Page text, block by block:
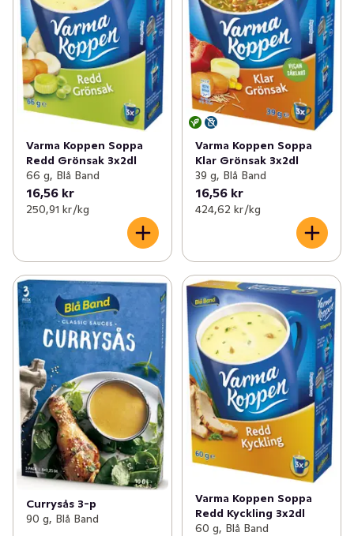
Varma Koppen Soppa
Redd Grönsak 3x2dl
66 g, Blå Band
16,56 kr
250,91 kr /kg
Varma Koppen Soppa
Klar Grönsak 3x2dl
39 g, Blå Band
16,56 kr
424,62 kr /kg
Currysås 3-p
90 g, Blå Band
Varma Koppen Soppa
Redd Kyckling 3x2dl
60 g, Blå Band